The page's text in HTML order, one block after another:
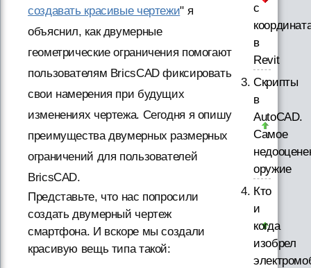
создавать красивые чертежи" я
объяснил, как двумерные
геометрические ограничения помогают
пользователям BricsCAD фиксировать
свои намерения при будущих
изменениях чертежа. Сегодня я опишу
преимущества двумерных размерных
ограничений для пользователей
BricsCAD.
Представьте, что нас попросили
создать двумерный чертеж
смартфона. И вскоре мы создали
красивую вещь типа такой:
с
в
Revit
Скрипты
в
AutoCAD.
Самое
оружие
Кто
и
когда
изобрел